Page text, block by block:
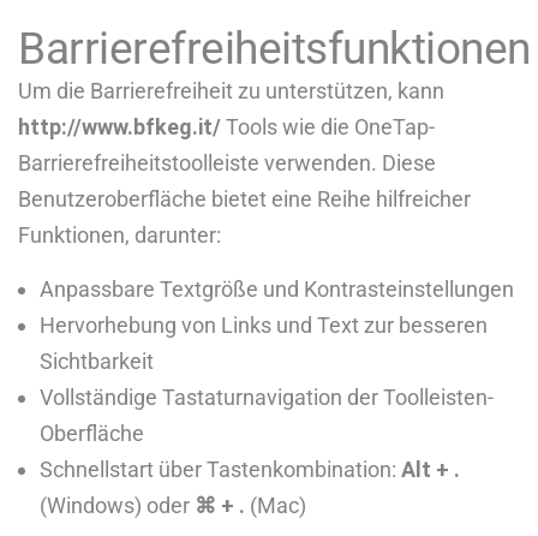
Barrierefreiheitsfunktionen
Um die Barrierefreiheit zu unterstützen, kann
http://www.bfkeg.it/Tools wie die OneTap-
Barrierefreiheitstoolleiste verwenden. Diese
Benutzeroberfläche bietet eine Reihe hilfreicher
Funktionen, darunter:
Anpassbare Textgröße und Kontrasteinstellungen
Hervorhebung von Links und Text zur besseren
Sichtbarkeit
Vollständige Tastaturnavigation der Toolleisten-
Oberfläche
Schnellstart über Tastenkombination: Alt + .
(Windows) oder ⌘ + . (Mac)